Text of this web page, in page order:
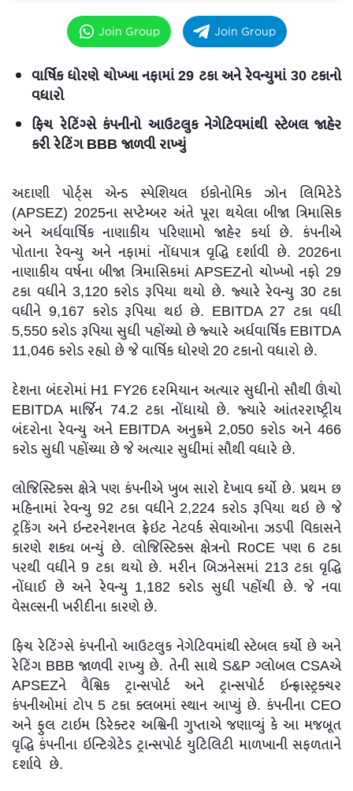
Join Group Join Group
વાર્ષિક ધોરણે ચોખ્ખા નફામાં 29 ટકા અને રેવન્યુમાં 30 ટકાનો
વધારો
ફિચ રેટિંગ્સે કંપનીનો આઉટલુક નેગેટિવમાંથી સ્ટેબલ જાહેર
કરી રેટિંગ BBB જાળવી રાખ્યું
અદાણી પોર્ટ્સ એન્ડ સ્પેશિયલ ઇકોનોમિક ઝોન લિમિટેડે
(APSEZ) 2025ના સપ્ટેમ્બર અંતે પૂરા થયેલા બીજા ત્રિમાસિક
અને અર્ધવાર્ષિક નાણાકીય પરિણામો જાહેર કર્યા છે. કંપનીએ
પોતાના રેવન્યુ અને નફામાં નોંધપાત્ર વૃદ્ધિ દર્શાવી છે. 2026ના
નાણાકીય વર્ષના બીજા ત્રિમાસિકમાં APSEZનો ચોખ્ખો નફો 29
ટકા વધીને 3,120 કરોડ રૂપિયા થયો છે. જ્યારે રેવન્યુ 30 ટકા
વધીને 9,167 કરોડ રૂપિયા થઇ છે. EBITDA 27 ટકા વધી
5,550 કરોડ રૂપિયા સુધી પહોંચ્યો છે જ્યારે અર્ધવાર્ષિક EBITDA
11,046 કરોડ રહ્યો છે જે વાર્ષિક ધોરણે 20 ટકાનો વધારો છે.
દેશના બંદરોમાં H1 FY26 દરમિયાન અત્યાર સુધીનો સૌથી ઊંચો
EBITDA માર્જિન 74.2 ટકા નોંધાયો છે. જ્યારે આંતરરાષ્ટ્રીય
બંદરોના રેવન્યુ અને EBITDA અનુક્રમે 2,050 કરોડ અને 466
કરોડ સુધી પહોંચ્યા છે જે અત્યાર સુધીમાં સૌથી વધારે છે.
લોજિસ્ટિક્સ ક્ષેત્રે પણ કંપનીએ ખુબ સારો દેખાવ કર્યો છે. પ્રથમ છ
મહિનામાં રેવન્યુ 92 ટકા વધીને 2,224 કરોડ રૂપિયા થઇ છે જે
ટ્રકિંગ અને ઇન્ટરનેશનલ ફ્રેઇટ નેટવર્ક સેવાઓના ઝડપી વિકાસને
કારણે શક્ય બન્યું છે. લોજિસ્ટિક્સ ક્ષેત્રનો RoCE પણ 6 ટકા
પરથી વધીને 9 ટકા થયો છે. મરીન બિઝનેસમાં 213 ટકા વૃદ્ધિ
નોંધાઈ છે અને રેવન્યુ 1,182 કરોડ સુધી પહોંચી છે. જે નવા
વેસલ્સની ખરીદીના કારણે છે.
ફિચ રેટિંગ્સે કંપનીનો આઉટલુક નેગેટિવમાંથી સ્ટેબલ કર્યો છે અને
રેટિંગ BBB જાળવી રાખ્યુ છે. તેની સાથે S&P ગ્લોબલ CSAએ
APSEZને વૈશ્વિક ટ્રાન્સપોર્ટ અને ટ્રાન્સપોર્ટ ઇન્ફ્રાસ્ટ્રક્ચર
કંપનીઓમાં ટોપ 5 ટકા ક્લબમાં સ્થાન આપ્યું છે. કંપનીના CEO
અને ફુલ ટાઇમ ડિરેક્ટર અશ્વિની ગુપ્તાએ જણાવ્યું કે આ મજબૂત
વૃદ્ધિ કંપનીના ઇન્ટિગ્રેટેડ ટ્રાન્સપોર્ટ યુટિલિટી માળખાની સફળતાને
દર્શાવે છે.